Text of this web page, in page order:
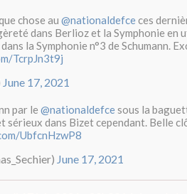
chose au @nationaldefceces
dans Berlioz et la Symphonie en
la Symphonie n°3 de Schumann.
TcrpJn3t9j
June 17, 2021
par le @nationaldefcesous la
sérieux dans Bizet cependant. Belle
UbfcnHzwP8
June 17, 2021